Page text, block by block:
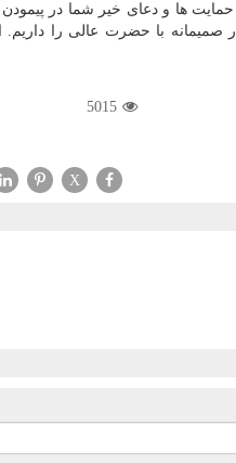
ها و دعای خیر شما در
با حضرت عالی را داریم.
5015
X